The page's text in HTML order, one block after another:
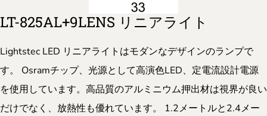
LT-825AL+9LENS リニアライト
Lightstec LED リニアライトはモダンなデザインのランプで
す。 Osramチップ、光源として高演色LED、定電流設計電源
を使用しています。高品質のアルミニウム押出材は視界が良い
だけでなく、放熱性も優れています。 1.2メートルと2.4メー